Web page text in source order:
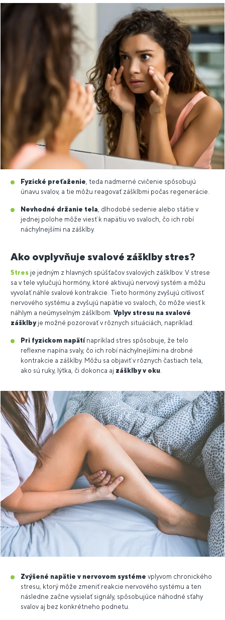
Fyzické preťaženie , teda nadmerné cvičenie spôsobujú
únavu svalov, a tie môžu reagovať zášklbmi počas regenerácie.
Nevhodné držanie tela , dlhodobé sedenie alebo státie v
jednej polohe môže viesť k napätiu vo svaloch, čo ich robí
náchylnejšími na zášklby.
Ako ovplyvňuje svalové zášklby stres?
Stres je jedným z hlavných spúšťačov svalových zášklbov. V strese
sa v tele vylučujú hormóny, ktoré aktivujú nervový systém a môžu
vyvolať náhle svalové kontrakcie. Tieto hormóny zvyšujú citlivosť
nervového systému a zvyšujú napätie vo svaloch, čo môže viesť k
náhlym a neúmyselným zášklbom. Vplyv stresu na svalové
zášklbyje možné pozorovať v rôznych situáciách, napríklad:
Pri fyzickom napätínapríklad stres spôsobuje, že telo
reflexne napína svaly, čo ich robí náchylnejšími na drobné
kontrakcie a zášklby. Môžu sa objaviť v rôznych častiach tela,
ako sú ruky, lýtka, či dokonca aj zášklby v oku
Zvýšené napätie v nervovom systéme vplyvom chronického
stresu, ktorý môže zmeniť reakcie nervového systému a ten
následne začne vysielať signály, spôsobujúce náhodné sťahy
svalov aj bez konkrétneho podnetu.